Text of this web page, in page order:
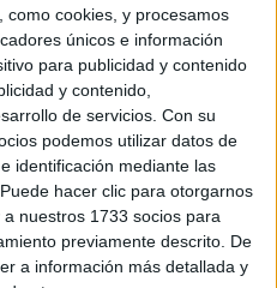
como cookies, y procesamos
únicos e información
para publicidad y contenido
y contenido,
de servicios. Con su
podemos utilizar datos de
identificación mediante las
hacer clic para otorgarnos
nuestros 1733 socios para
previamente descrito. De
a información más detallada y
siguiente, si te llamas
casa que no va a venir la
si te llamas Gonzalo
al día siguiente”.
tenercoches
si te llamas Pablo ni
en una finca de tu
a denunciarte”,